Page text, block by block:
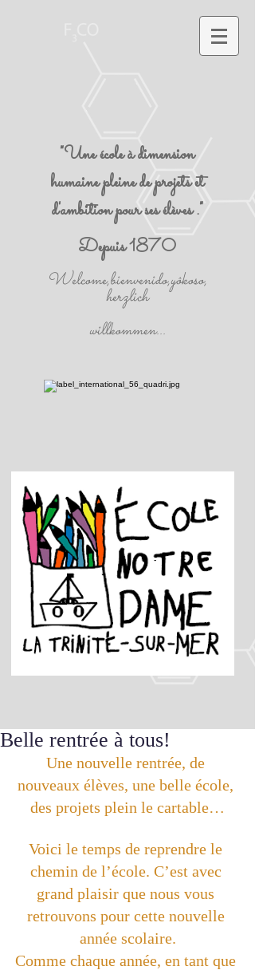
"Une école à dimension
humaine pleine de projets et
d'ambition pour ses élèves ."
Depuis 1870
Welcome,bienvenido,yôkoso,
herzlich
willkommen...
Belle rentrée à tous!
Une nouvelle rentrée, de
nouveaux élèves, une belle école,
des projets plein le cartable…
Voici le temps de reprendre le
chemin de l’école. C’est avec
grand plaisir que nous vous
retrouvons pour cette nouvelle
année scolaire.
Comme chaque année, en tant que